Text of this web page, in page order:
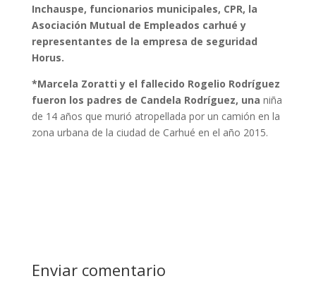
Inchauspe, funcionarios municipales, CPR, la
Asociación Mutual de Empleados carhué y
representantes de la empresa de seguridad
Horus.
*Marcela Zoratti y el fallecido Rogelio Rodríguez
fueron los padres de Candela Rodríguez, una niña
de 14 años que murió atropellada por un camión en la
zona urbana de la ciudad de Carhué en el año 2015.
Enviar comentario